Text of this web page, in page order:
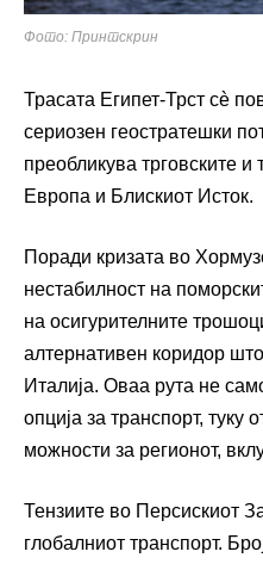
Фото: Принтскрин
Трасата Египет-Трст сè
сериозен геостратешки
преобликува трговските и
Европа и Блискиот Исток.
Поради кризата во Хо
нестабилност на
на осигурителните
алтернативен коридор
Италија. Оваа рута не
опција за транспорт, туку
можности за регионот,
Тензиите во Персискиот
глобалниот транспорт.